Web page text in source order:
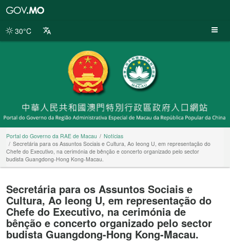
da
30°C
Portal do Governo da RAE de Macau
Notícias
Secretária para os Assuntos Sociais e Cultura, Ao Ieong U, em representação do
Chefe do Executivo, na cerimónia de bênção e concerto organizado pelo sector
budista Guangdong-Hong Kong-Macau.
Secretária para os Assuntos Sociais e
Cultura, Ao Ieong U, em representação do
Chefe do Executivo, na cerimónia de
bênção e concerto organizado pelo sector
budista Guangdong-Hong Kong-Macau.